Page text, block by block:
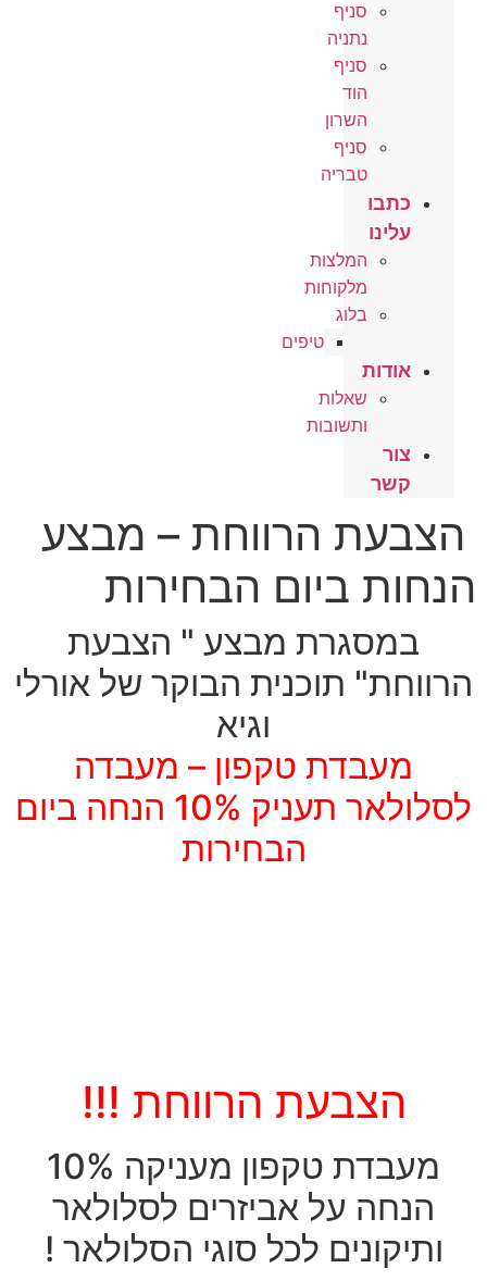
סניף
נתניה
סניף
הוד
השרון
סניף
טבריה
כתבו
עלינו
המלצות
מלקוחות
בלוג
טיפים
אודות
שאלות
ותשובות
צור
קשר
הצבעת הרווחת – מבצע
הנחות ביום הבחירות
במסגרת מבצע " הצבעת
הרווחת" תוכנית הבוקר של אורלי
וגיא
מעבדת טקפון – מעבדה
לסלולאר תעניק 10% הנחה ביום
הבחירות
הצבעת הרווחת !!!
מעבדת טקפון מעניקה 10%
הנחה על אביזרים לסלולאר
ותיקונים לכל סוגי הסלולאר !